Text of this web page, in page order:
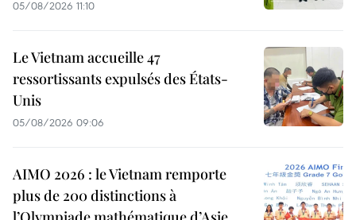
05/08/2026 11:10
Le Vietnam accueille 47
ressortissants expulsés des États-
Unis
05/08/2026 09:06
AIMO 2026 : le Vietnam remporte
plus de 200 distinctions à